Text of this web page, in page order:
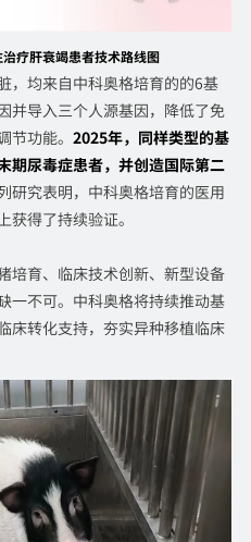
疗肝衰竭患者技术路线图
，均来自中科奥格培育的的6基
并导入三个人源基因，降低了免
功能。 2025年，同样类型的基
期尿毒症患者，并创造国际第二
研究表明，中科奥格培育的医用
得了持续验证。
培育、临床技术创新、新型设备
一不可。中科奥格将持续推动基
床转化支持，夯实异种移植临床